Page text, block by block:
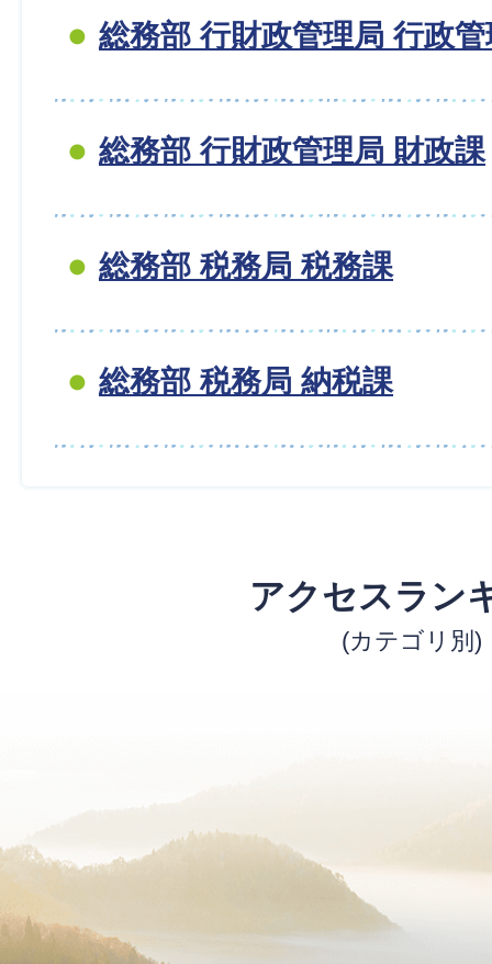
総務部 行財政管理局 行政
総務部 行財政管理局 財政課
総務部 税務局 税務課
総務部 税務局 納税課
アクセスラン
(カテゴリ別)